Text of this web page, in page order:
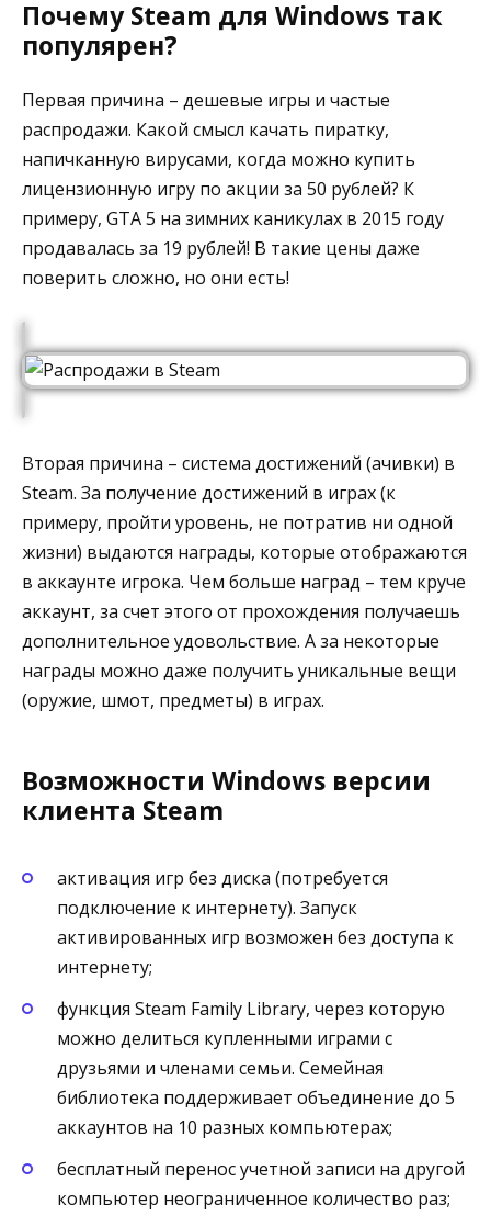
Почему Steam для Windows так
популярен?
Первая причина – дешевые игры и частые
распродажи. Какой смысл качать пиратку,
напичканную вирусами, когда можно купить
лицензионную игру по акции за 50 рублей? К
примеру, GTA 5 на зимних каникулах в 2015 году
продавалась за 19 рублей! В такие цены даже
поверить сложно, но они есть!
Вторая причина – система достижений (ачивки) в
Steam. За получение достижений в играх (к
примеру, пройти уровень, не потратив ни одной
жизни) выдаются награды, которые отображаются
в аккаунте игрока. Чем больше наград – тем круче
аккаунт, за счет этого от прохождения получаешь
дополнительное удовольствие. А за некоторые
награды можно даже получить уникальные вещи
(оружие, шмот, предметы) в играх.
Возможности Windows версии
клиента Steam
активация игр без диска (потребуется
подключение к интернету). Запуск
активированных игр возможен без доступа к
интернету;
функция Steam Family Library, через которую
можно делиться купленными играми с
друзьями и членами семьи. Семейная
библиотека поддерживает объединение до 5
аккаунтов на 10 разных компьютерах;
бесплатный перенос учетной записи на другой
компьютер неограниченное количество раз;